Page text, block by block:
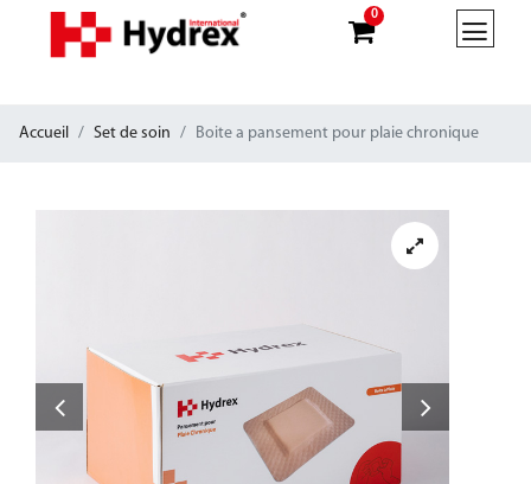
0
Accueil Set de soin Boite a pansement pour plaie chronique